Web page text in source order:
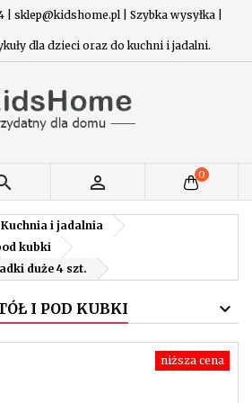
sklep@kidshome.pl | Szybka wysyłka |
dla dzieci oraz do kuchni i jadalni.
 0
Kuchnia i jadalnia
kubki
duże 4 szt.
I POD KUBKI
niższa cena